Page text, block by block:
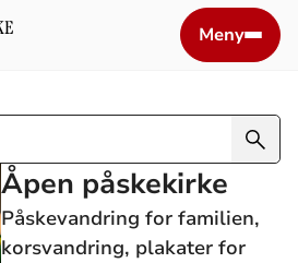
Meny
Åpen påskekirke
Påskevandring for familien,
korsvandring, plakater for